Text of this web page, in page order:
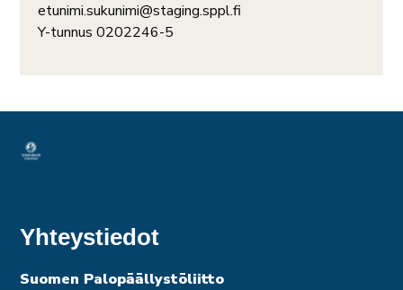
etunimi.sukunimi@staging.sppl.fi
Y-tunnus 0202246-5
Yhteystiedot
Suomen Palopäällystöliitto